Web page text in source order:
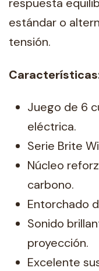
respuesta
estándar o
tensión.
Juego de 6
eléctrica.
Serie Brite
Núcleo
carbono.
Entorchado
Sonido
proyección.
Excelente